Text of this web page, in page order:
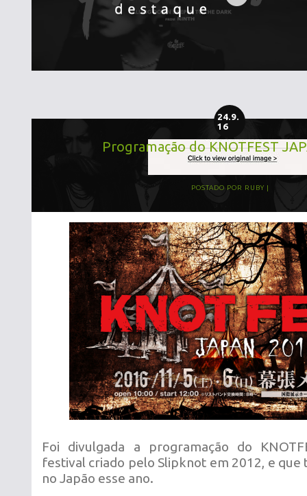
24.9.
16
Programação do KNOTFEST
POSTADO POR RUBY
Foi divulgada a programação do
festival criado pelo Slipknot em 2012, e que
no Japão esse ano.